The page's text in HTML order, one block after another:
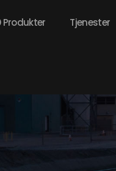
Produkter Tjenester